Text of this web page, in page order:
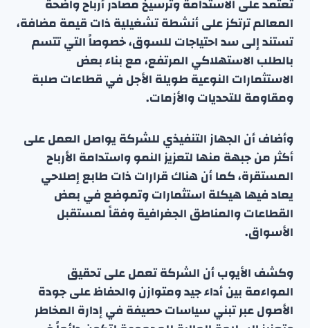
تعتمد على الاستدامة وترسيخ مصادر أرباح واضحة
المعالم ترتكز على أنشطة تشغيلية ذات قيمة مضافة،
تستند إلى سد احتياجات للسوق، خصوصاً التي تتسم
بالطلب الاستهلاكي المرتفع، مع بناء بعض
الاستثمارات النوعية طويلة الأجل في قطاعات صلبة
ومقاومة للتحديات والأزمات.
وأضاف أن الجهاز التنفيذي للشركة يواصل العمل على
أكثر من جبهة منها لتعزيز النمو واستدامة الأرباح
المستقرة، كما أن هناك قرارات ذات طابع إصلاحي
يعاد فيها هيكلة استثمارات وتموضع في بعض
القطاعات والمناطق الجغرافية وفقاً لمستقبل
الأسواق.
وكشف الأيوب أن الشركة تعمل على تحقيق
المواءمة بين أداء جيد ومتوازن والحفاظ على جودة
الأصول عبر تبني سياسات حصيفة في إدارة المخاطر